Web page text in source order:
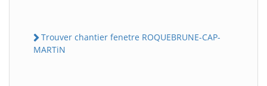
Trouver chantier fenetre ROQUEBRUNE-CAP-
MARTiN